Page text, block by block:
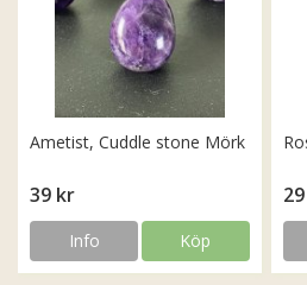
Ametist, Cuddle stone Mörk
39 kr
Info Köp